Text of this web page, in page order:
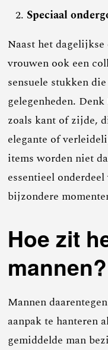
Speciaal
Naast het
vrouwen ook een
sensuele stukken
gelegenheden.
zoals kant of zijde,
elegante of
items worden niet
essentieel
bijzondere
Hoe zit
mannen?
Mannen
aanpak te hanteren
gemiddelde man